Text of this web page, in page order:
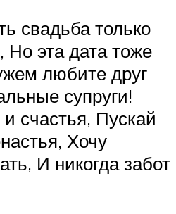
свадьба только
эта дата тоже
любите друг
супруги!
счастья, Пускай
Хочу
И никогда забот